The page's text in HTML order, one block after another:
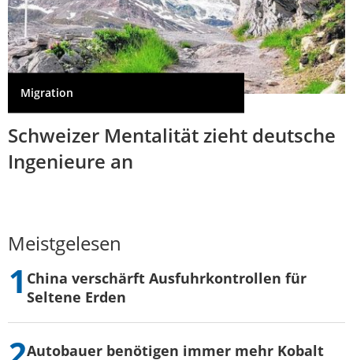
Migration
Schweizer Mentalität zieht deutsche
Ingenieure an
Meistgelesen
China verschärft Ausfuhrkontrollen für
Seltene Erden
Autobauer benötigen immer mehr Kobalt